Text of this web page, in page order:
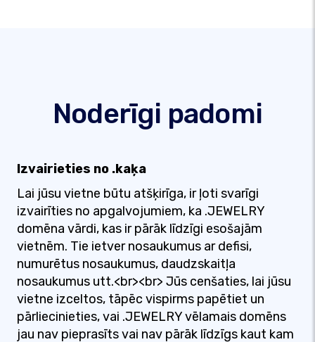
Noderīgi padomi
Izvairieties no .kaķa
Lai jūsu vietne būtu atšķirīga, ir ļoti svarīgi
izvairīties no apgalvojumiem, ka .JEWELRY
domēna vārdi, kas ir pārāk līdzīgi esošajām
vietnēm. Tie ietver nosaukumus ar defisi,
numurētus nosaukumus, daudzskaitļa
nosaukumus utt.<br><br> Jūs cenšaties, lai jūsu
vietne izceltos, tāpēc vispirms papētiet un
pārliecinieties, vai .JEWELRY vēlamais domēns
jau nav pieprasīts vai nav pārāk līdzīgs kaut kam